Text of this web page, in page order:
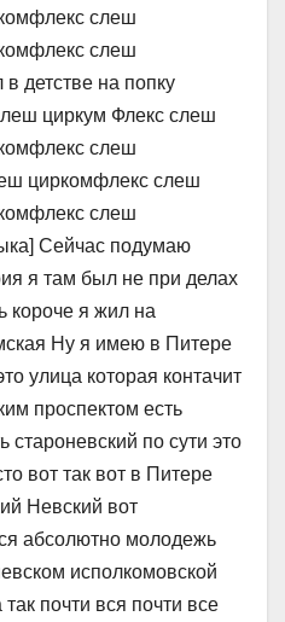
слеш
слеш
детстве на попку
циркум Флекс слеш
слеш
циркомфлекс слеш
слеш
Сейчас подумаю
я там был не при делах
короче я жил на
Ну я имею в Питере
улица которая контачит
проспектом есть
староневский по сути это
вот так вот в Питере
Невский вот
абсолютно молодежь
исполкомовской
почти вся почти все